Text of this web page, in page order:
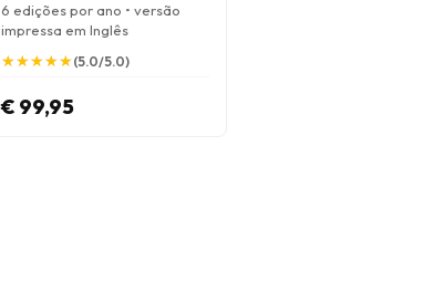
6 edições por ano • versão
impressa em Inglês
★
★★
★★
★★
★★
★(5.0/5.0)
€ 99,95